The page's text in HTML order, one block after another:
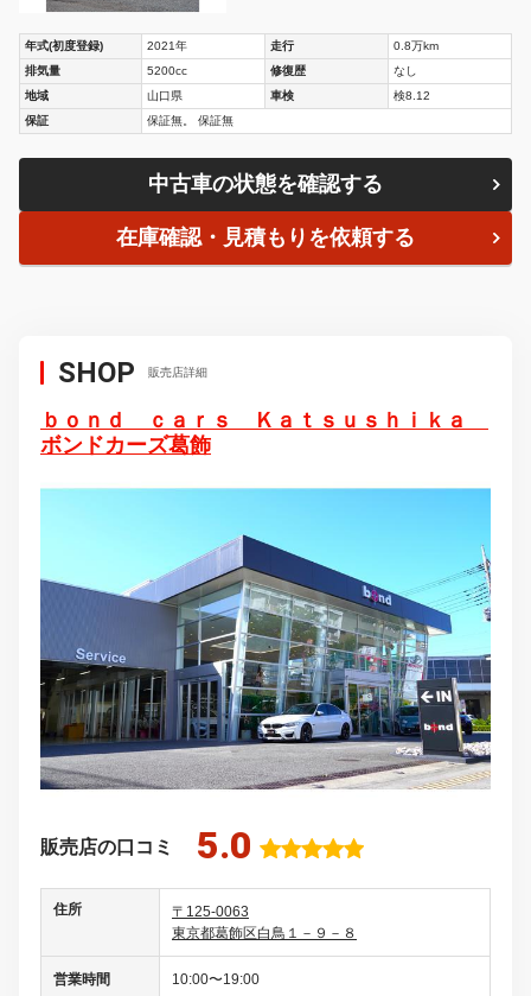
年式(初度登録) 2021年 走行
0.8万km
排気量
5200cc 修復歴
なし
地域
山口県 車検
検8.12
保証
保証無。 保証無
中古車の状態を確認する
在庫確認・見積もりを依頼する
SHOP 販売店詳細
ｂｏｎｄ ｃａｒｓ Ｋａｔｓｕｓｈｉｋａ
ボンドカーズ葛飾
販売店の口コミ 5.0
住所
〒125-0063
東京都葛飾区白鳥１－９－８
営業時間 10:00〜19:00